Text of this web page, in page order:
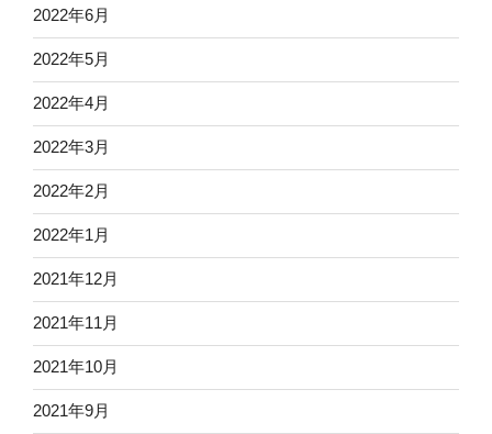
2022年6月
2022年5月
2022年4月
2022年3月
2022年2月
2022年1月
2021年12月
2021年11月
2021年10月
2021年9月